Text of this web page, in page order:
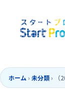
ホーム › 未分類› （